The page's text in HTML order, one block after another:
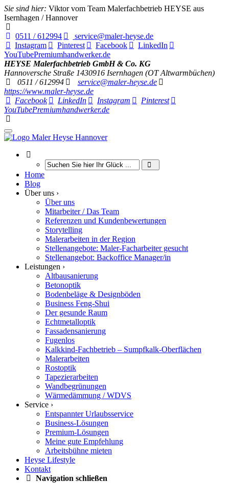
Sie sind hier: Viktor vom Team Malerfachbetrieb HEYSE aus
Isernhagen / Hannover
0511 / 612994
service@maler-heyse.de
Instagram
Pinterest Facebook
LinkedIn
YouTubePremiumhandwerker.de
HEYSE Malerfachbetrieb GmbH & Co. KG
Hannoversche Straße 1430916 Isernhagen (OT Altwarmbüchen)
0511 / 612994
service@maler-heyse.de
https://www.maler-heyse.de
Facebook
LinkedIn Instagram
Pinterest
YouTubePremiumhandwerker.de
Home
Blog
Über uns ›
Über uns
Mitarbeiter / Das Team
Referenzen und Kundenbewertungen
Storytelling
Malerarbeiten in der Region
Stellenangebote: Maler-Facharbeiter gesucht
Stellenangebot: Backoffice Manager/in
Leistungen ›
Altbausanierung
Betonoptik
Bodenbeläge & Designböden
Business Feng-Shui
Der gesunde Raum
Echtmetalloptik
Fassadensanierung
Fugenlos
Kalkkind-Fachbetrieb – Sumpfkalk-Oberflächen
Malerarbeiten
Rostoptik
Tapezierarbeiten
Wandbegrünungen
Wärmedämmung / WDVS
Service ›
Entspannter Urlaubsservice
Business-Lösungen
Premium-Lösungen
Meine gute Empfehlung
Arbeitsbühne mieten
Heyse Lifestyle
Kontakt
Navigation schließen